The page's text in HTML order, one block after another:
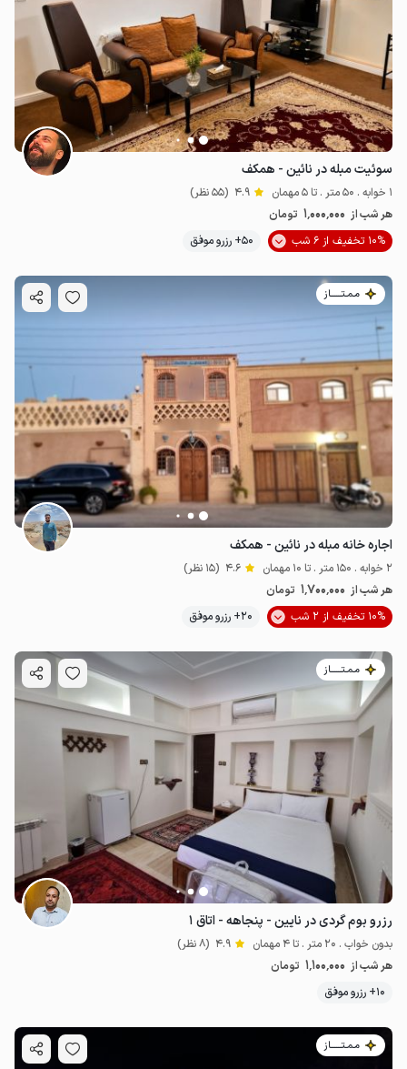
سوئیت مبله در نائین - همکف
1 خوابه . 50 متر . تا 5 مهمان 4.9 (55 نظر)
هر شب از 1٬000٬000 تومان
10% تخفیف از 6 شب
50+ رزرو موفق
مـمـتــــــاز
اجاره خانه مبله در نائین - همکف
2 خوابه . 150 متر . تا 10 مهمان 4.6 (15 نظر)
هر شب از 1٬700٬000 تومان
10% تخفیف از 2 شب
20+ رزرو موفق
مـمـتــــــاز
رزرو بوم گردی در نایین - پنجاهه - اتاق ۱
بدون خواب . 20 متر . تا 4 مهمان 4.9 (8 نظر)
هر شب از 1٬100٬000 تومان
10+ رزرو موفق
مـمـتــــــاز